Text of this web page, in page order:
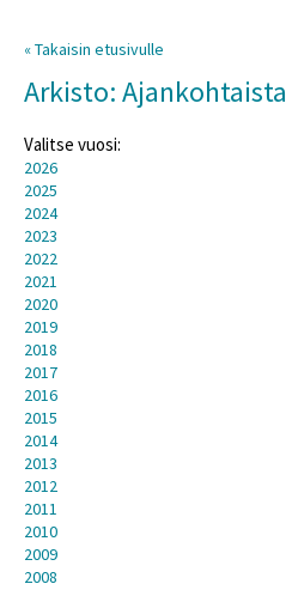
« Takaisin etusivulle
Arkisto: Ajankohtaista
Valitse vuosi:
2026
2025
2024
2023
2022
2021
2020
2019
2018
2017
2016
2015
2014
2013
2012
2011
2010
2009
2008